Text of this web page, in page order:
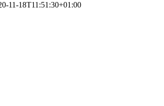
11-18T11:51:30+01:00